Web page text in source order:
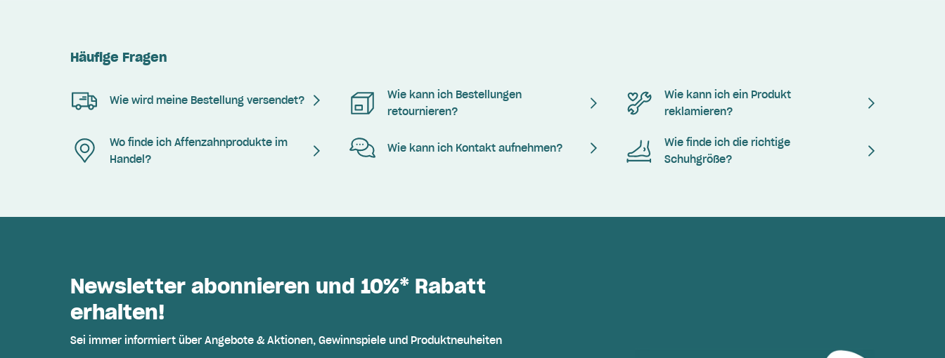
Häufige Fragen
Wie wird meine Bestellung versendet?
Wie kann ich Bestellungen
retournieren?
Wie kann ich ein Produkt
reklamieren?
Wo finde ich Affenzahnprodukte im
Handel?
Wie kann ich Kontakt aufnehmen?
Wie finde ich die richtige
Schuhgröße?
Newsletter abonnieren und 10%* Rabatt
erhalten!
Sei immer informiert über Angebote & Aktionen, Gewinnspiele und Produktneuheiten